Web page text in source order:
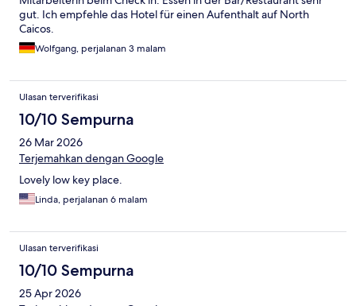
gut. Ich empfehle das Hotel für einen Aufenthalt auf North
Caicos.
Wolfgang, perjalanan 3 malam
Ulasan terverifikasi
10/10 Sempurna
26 Mar 2026
Terjemahkan dengan Google
Lovely low key place.
Linda, perjalanan 6 malam
Ulasan terverifikasi
10/10 Sempurna
25 Apr 2026